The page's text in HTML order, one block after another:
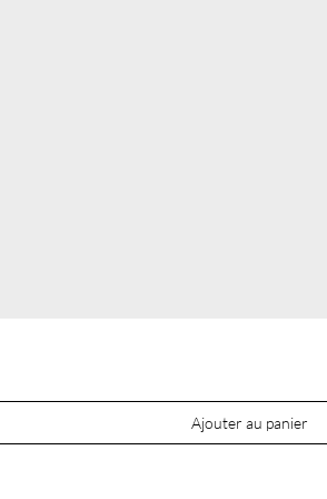
Ajouter au panier